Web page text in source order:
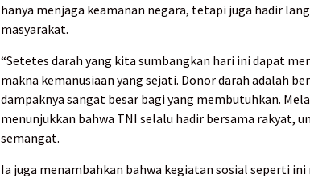
hanya menjaga keamanan negara, tetapi juga hadir
masyarakat.
“Setetes darah yang kita sumbangkan hari ini dapat
makna kemanusiaan yang sejati. Donor darah adalah
dampaknya sangat besar bagi yang membutuhkan.
menunjukkan bahwa TNI selalu hadir bersama rakyat,
semangat.
Ia juga menambahkan bahwa kegiatan sosial seperti